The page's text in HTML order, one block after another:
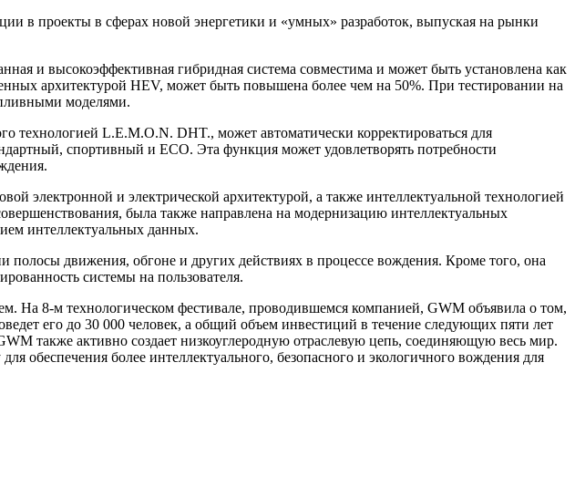
в проекты в сферах новой энергетики и «умных» разработок, выпуская на рынки
и высокоэффективная гибридная система совместима и может быть установлена как
архитектурой HEV, может быть повышена более чем на 50%. При тестировании на
моделями.
L.E.M.O.N. DHT., может автоматически корректироваться для
спортивный и ECO. Эта функция может удовлетворять потребности
электронной и электрической архитектурой, а также интеллектуальной технологией
была также направлена на модернизацию интеллектуальных
интеллектуальных данных.
движения, обгоне и других действиях в процессе вождения. Кроме того, она
системы на пользователя.
На 8-м технологическом фестивале, проводившемся компанией, GWM объявила о том,
его до 30 000 человек, а общий объем инвестиций в течение следующих пяти лет
также активно создает низкоуглеродную отраслевую цепь, соединяющую весь мир.
обеспечения более интеллектуального, безопасного и экологичного вождения для